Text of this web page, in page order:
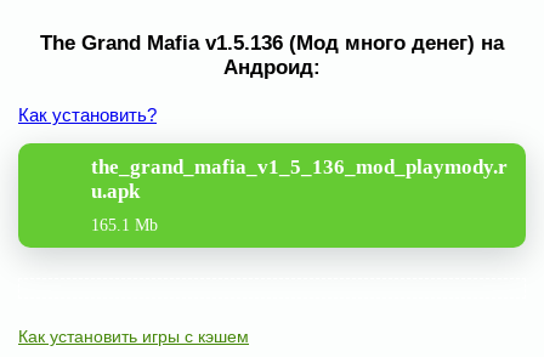
The Grand Mafia v1.5.136 (Мод много денег) на
Андроид:
Как установить?
the_grand_mafia_v1_5_136_mod_playmody.r
u.apk
165.1 Mb
Как установить игры с кэшем